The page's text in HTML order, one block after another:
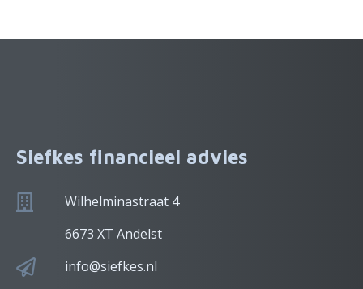
Siefkes financieel advies
Wilhelminastraat 4
6673 XT Andelst
info@siefkes.nl